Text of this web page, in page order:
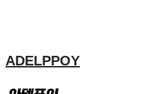
ADELPPOY